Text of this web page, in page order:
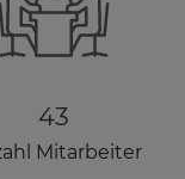
43
Mitarbeiter